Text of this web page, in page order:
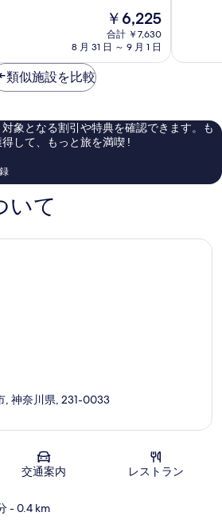
現
在
の
￥6,225
合計 ￥7,630
8 月 31 日 ～ 9 月 1 日
吉
も
コ
ミ
ミ
類似施設を比較
象となる割引や特典を確認できます。も
して、もっと旅を満喫 !
いて
地図
, 神奈川県, 231-0033
交通案内 レストラン
- 0.4 km